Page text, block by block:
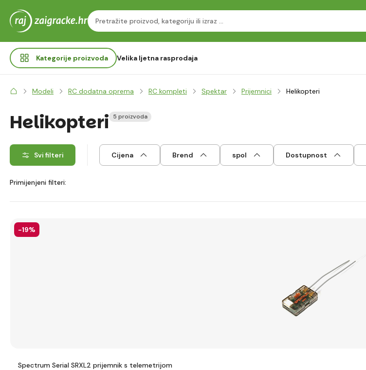
Kategorije proizvoda Velika ljetna rasprodaja
Modeli RC dodatna oprema RC kompleti Spektar Prijemnici Helikopteri
Helikopteri 5 proizvoda
Svi filteri Cijena Brend spol Dostupnost
Primijenjeni filteri:
-19%
Spectrum Serial SRXL2 prijemnik s telemetrijom